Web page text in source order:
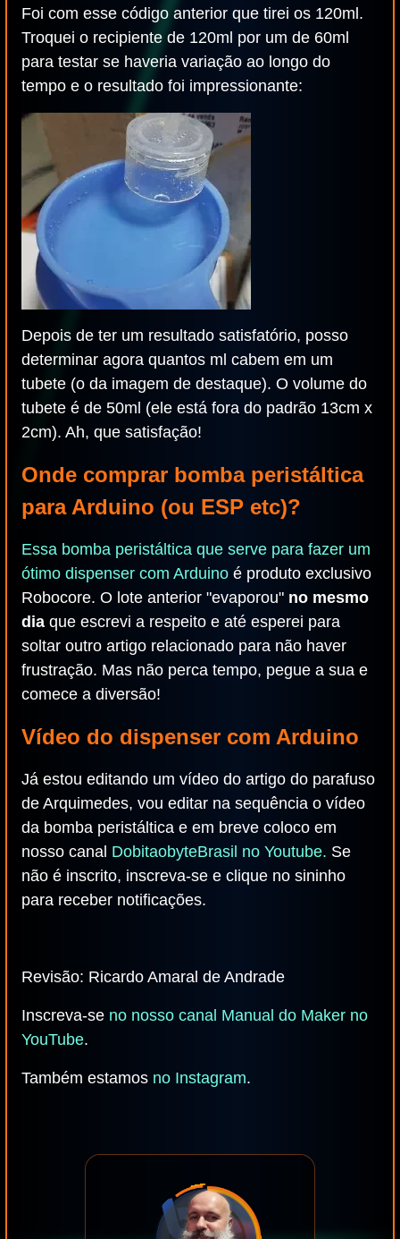
Foi com esse código anterior que tirei os 120ml.
Troquei o recipiente de 120ml por um de 60ml
para testar se haveria variação ao longo do
tempo e o resultado foi impressionante:
Depois de ter um resultado satisfatório, posso
determinar agora quantos ml cabem em um
tubete (o da imagem de destaque). O volume do
tubete é de 50ml (ele está fora do padrão 13cm x
2cm). Ah, que satisfação!
Onde comprar bomba peristáltica
para Arduino (ou ESP etc)?
Essa bomba peristáltica que serve para fazer um
ótimo dispenser com Arduino é produto exclusivo
Robocore. O lote anterior "evaporou" no mesmo
dia que escrevi a respeito e até esperei para
soltar outro artigo relacionado para não haver
frustração. Mas não perca tempo, pegue a sua e
comece a diversão!
Vídeo do dispenser com Arduino
Já estou editando um vídeo do artigo do parafuso
de Arquimedes, vou editar na sequência o vídeo
da bomba peristáltica e em breve coloco em
nosso canal DobitaobyteBrasil no Youtube. Se
não é inscrito, inscreva-se e clique no sininho
para receber notificações.
Revisão: Ricardo Amaral de Andrade
Inscreva-se no nosso canal Manual do Maker no
YouTube.
Também estamos no Instagram.